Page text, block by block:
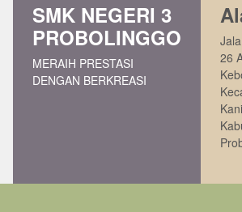
SMK NEGERI 3
PROBOLINGGO
MERAIH PRESTASI
DENGAN BERKREASI
26